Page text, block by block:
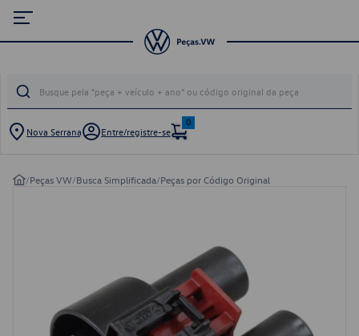
Nova Serrana Entre/registre-se
0
/Peças VW/Busca Simplificada/Peças por Código Original